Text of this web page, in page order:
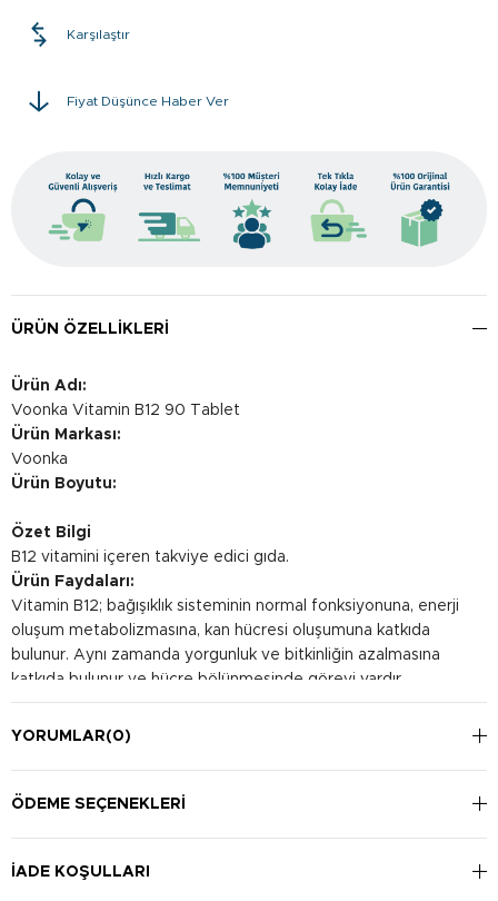
Karşılaştır
Fiyat Düşünce Haber Ver
ÜRÜN ÖZELLIKLERI
Ürün Adı:
Voonka Vitamin B12 90 Tablet
Ürün Markası:
Voonka
Ürün Boyutu:
Özet Bilgi
B12 vitamini içeren takviye edici gıda.
Ürün Faydaları:
Vitamin B12; bağışıklık sisteminin normal fonksiyonuna, enerji
oluşum metabolizmasına, kan hücresi oluşumuna katkıda
bulunur. Aynı zamanda yorgunluk ve bitkinliğin azalmasına
katkıda bulunur ve hücre bölünmesinde görevi vardır.
Kullanım Şekli:
Günde 1 kez 1 tablet alınması önerilir.
YORUMLAR(0)
ÖDEME SEÇENEKLERI
İADE KOŞULLARI